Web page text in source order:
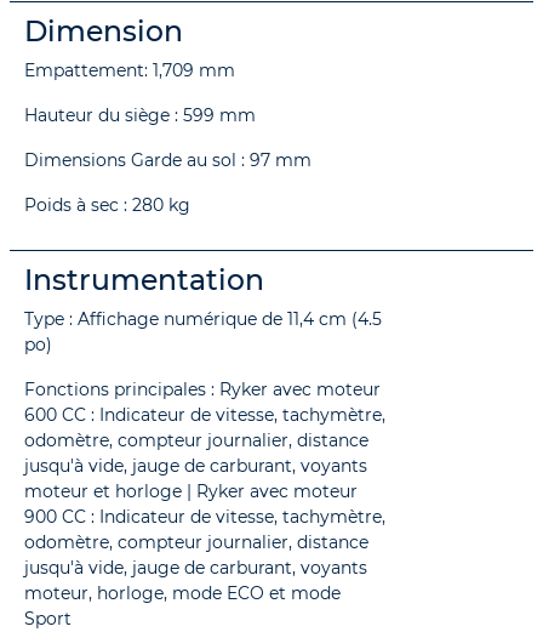
Dimension
Empattement: 1,709 mm
Hauteur du siège : 599 mm
Dimensions Garde au sol : 97 mm
Poids à sec : 280 kg
Instrumentation
Type : Affichage numérique de 11,4 cm (4.5
po)
Fonctions principales : Ryker avec moteur
600 CC : Indicateur de vitesse, tachymètre,
odomètre, compteur journalier, distance
jusqu'à vide, jauge de carburant, voyants
moteur et horloge | Ryker avec moteur
900 CC : Indicateur de vitesse, tachymètre,
odomètre, compteur journalier, distance
jusqu'à vide, jauge de carburant, voyants
moteur, horloge, mode ECO et mode
Sport